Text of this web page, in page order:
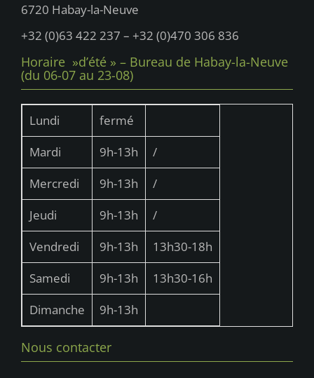
6720 Habay-la-Neuve
+32 (0)63 422 237 – +32 (0)470 306 836
Horaire »d’été » – Bureau de Habay-la-Neuve
(du 06-07 au 23-08)
Lundi
fermé
Mardi
9h-13h
/
Mercredi
9h-13h
/
Jeudi
9h-13h
/
Vendredi
9h-13h
13h30-18h
Samedi
9h-13h
13h30-16h
Dimanche
9h-13h
Nous contacter